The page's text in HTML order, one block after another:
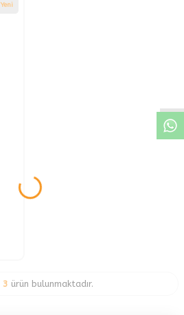
Yeni
3 ürün bulunmaktadır.